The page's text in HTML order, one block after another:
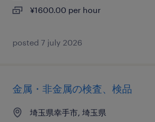
¥1600.00 per hour
posted 7 july 2026
金属・非金属の検査、検品
埼玉県幸手市, 埼玉県